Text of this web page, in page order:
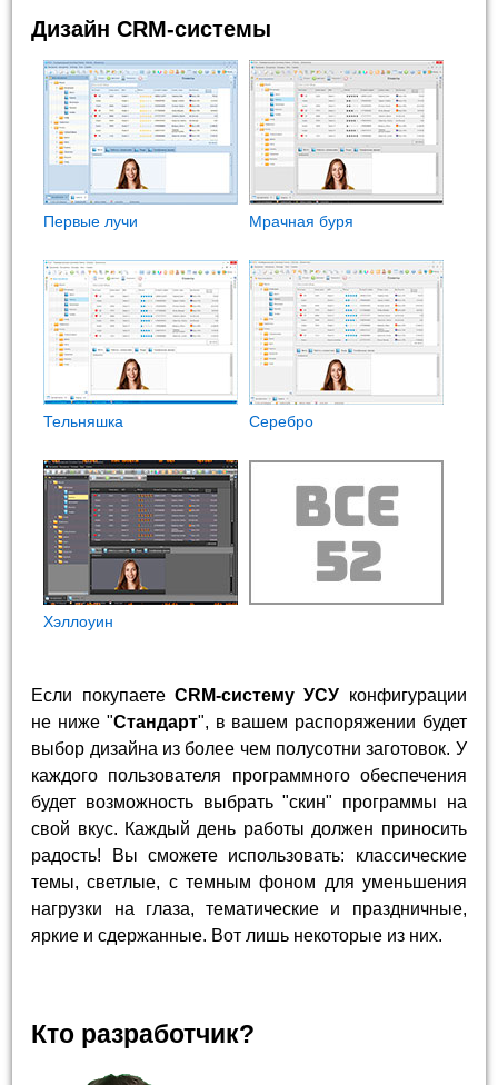
Дизайн CRM-системы
Первые лучи Мрачная буря
Тельняшка Cеребро
Хэллоуин
Если покупаете CRM-систему УСУ конфигурации
не ниже "Стандарт", в вашем распоряжении будет
выбор дизайна из более чем полусотни заготовок. У
каждого пользователя программного обеспечения
будет возможность выбрать "скин" программы на
свой вкус. Каждый день работы должен приносить
радость! Вы сможете использовать: классические
темы, светлые, с темным фоном для уменьшения
нагрузки на глаза, тематические и праздничные,
яркие и сдержанные. Вот лишь некоторые из них.
Кто разработчик?